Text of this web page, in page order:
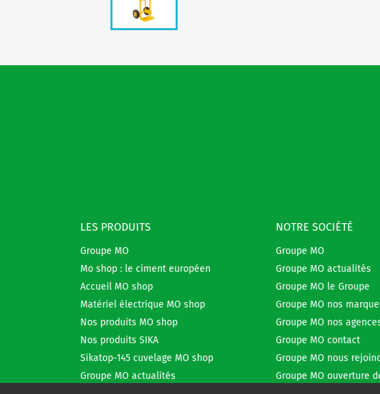
LES PRODUITS
Groupe MO
Mo shop : le ciment européen
Accueil MO shop
Matériel électrique MO shop
Nos produits MO shop
Nos produits SIKA
Sikatop-145 cuvelage MO shop
Groupe MO actualités
NOTRE SOCIÉTÉ
Groupe MO
Groupe MO actualités
Groupe MO le Groupe
Groupe MO nos
Groupe MO nos
Groupe MO contact
Groupe MO nous
Groupe MO ouverture